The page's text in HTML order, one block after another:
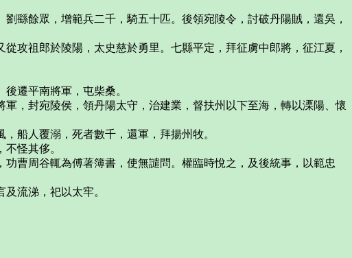
繇餘眾，增範兵二千，騎五十匹。後領宛陵令，討破丹陽賊，還吳，
攻祖郎於陵陽，太史慈於勇里。七縣平定，拜征虜中郎將，征江夏，
遷平南將軍，屯柴桑。
，封宛陵侯，領丹陽太守，治建業，督扶州以下至海，轉以溧陽、懷
船人覆溺，死者數千，還軍，拜揚州牧。
怪其侈。
曹周谷輒為傅著簿書，使無譴問。權臨時悅之，及後統事，以範忠
流涕，祀以太牢。